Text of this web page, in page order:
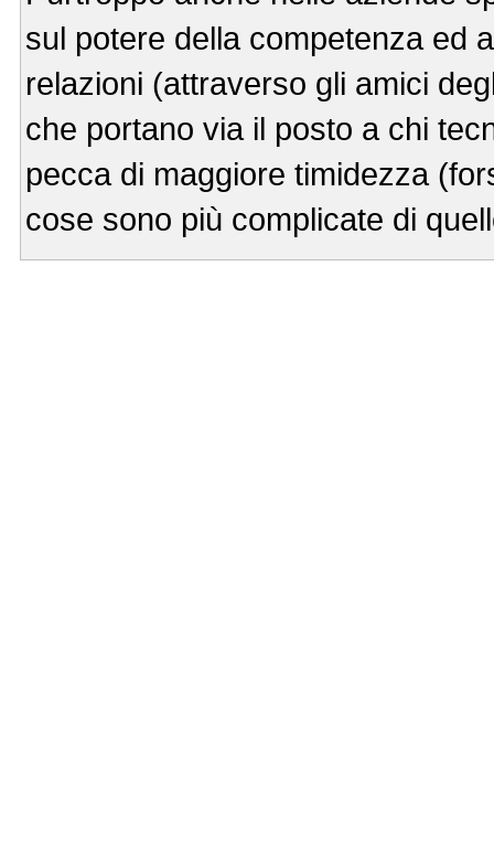
sul potere della competenza ed
relazioni (attraverso gli amici
che portano via il posto a chi
pecca di maggiore timidezza
cose sono più complicate di